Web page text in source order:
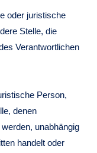
oder juristische
Stelle, die
Verantwortlichen
Person,
denen
unabhängig
handelt oder